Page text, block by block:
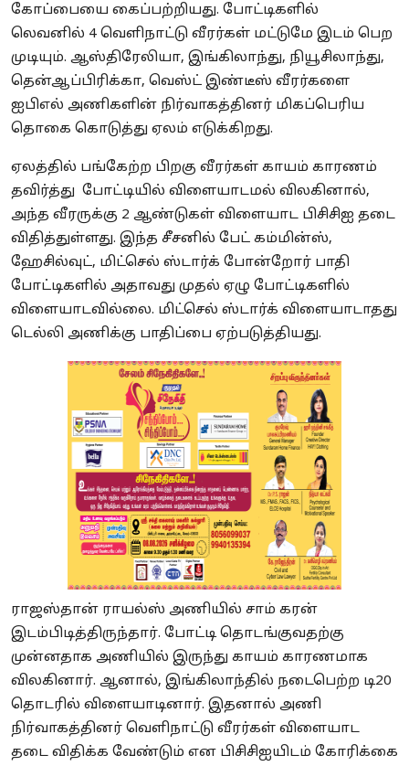
கோப்பையை கைப்பற்றியது. போட்டிகளில்
லெவனில் 4 வெளிநாட்டு வீரர்கள் மட்டுமே இடம் பெற
முடியும். ஆஸ்திரேலியா, இங்கிலாந்து, நியூசிலாந்து,
தென்ஆப்பிரிக்கா, வெஸ்ட் இண்டீஸ் வீரர்களை
ஐபிஎல் அணிகளின் நிர்வாகத்தினர் மிகப்பெரிய
தொகை கொடுத்து ஏலம் எடுக்கிறது.
ஏலத்தில் பங்கேற்ற பிறகு வீரர்கள் காயம் காரணம்
தவிர்த்து போட்டியில் விளையாடமல் விலகினால்,
அந்த வீரருக்கு 2 ஆண்டுகள் விளையாட பிசிசிஐ தடை
விதித்துள்ளது. இந்த சீசனில் பேட் கம்மின்ஸ்,
ஹேசில்வுட், மிட்செல் ஸ்டார்க் போன்றோர் பாதி
போட்டிகளில் அதாவது முதல் ஏழு போட்டிகளில்
விளையாடவில்லை. மிட்செல் ஸ்டார்க் விளையாடாதது
டெல்லி அணிக்கு பாதிப்பை ஏற்படுத்தியது.
ராஜஸ்தான் ராயல்ஸ் அணியில் சாம் கரன்
இடம்பிடித்திருந்தார். போட்டி தொடங்குவதற்கு
முன்னதாக அணியில் இருந்து காயம் காரணமாக
விலகினார். ஆனால், இங்கிலாந்தில் நடைபெற்ற டி20
தொடரில் விளையாடினார். இதனால் அணி
நிர்வாகத்தினர் வெளிநாட்டு வீரர்கள் விளையாட
தடை விதிக்க வேண்டும் என பிசிசிஐயிடம் கோரிக்கை